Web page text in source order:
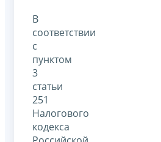
В
соответствии
с
пунктом
3
статьи
251
Налогового
кодекса